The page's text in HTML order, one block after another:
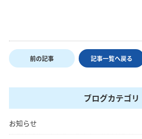
前の記事 記事一覧へ戻る
ブログカテゴリ
お知らせ